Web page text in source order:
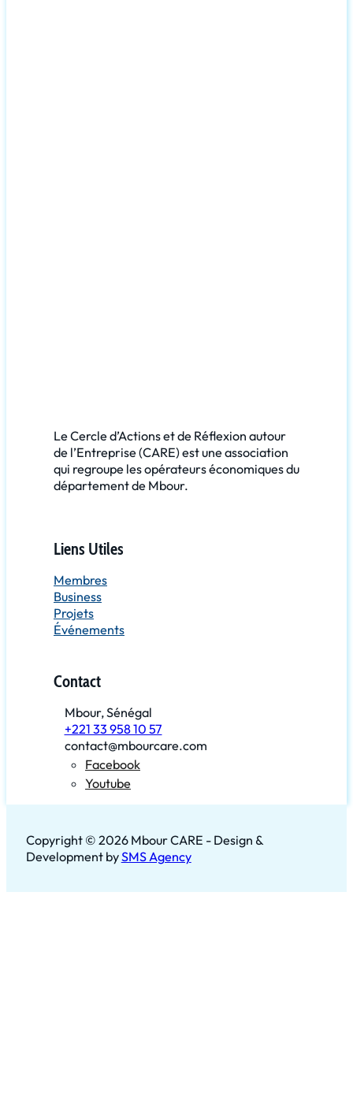
Le Cercle d’Actions et de Réflexion autour
de l’Entreprise (CARE) est une association
qui regroupe les opérateurs économiques du
département de Mbour.
Liens Utiles
Membres
Business
Projets
Événements
Contact
Mbour, Sénégal
+221 33 958 10 57
contact@mbourcare.com
Facebook
Youtube
Copyright © 2026 Mbour CARE - Design &
Development bySMS Agency